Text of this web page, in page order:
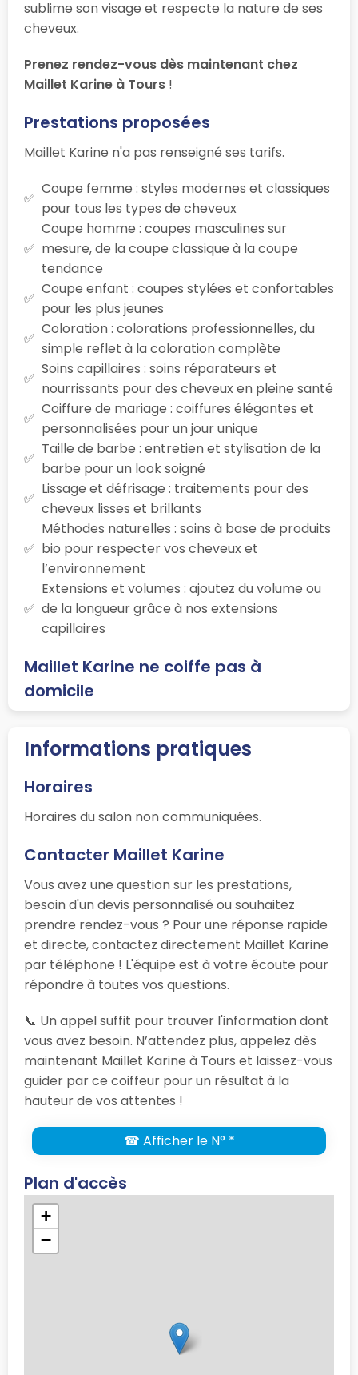
sublime son visage et respecte la nature de ses
cheveux.
Prenez rendez-vous dès maintenant chez
Maillet Karine à Tours !
Prestations proposées
Maillet Karine n'a pas renseigné ses tarifs.
Coupe femme : styles modernes et classiques
pour tous les types de cheveux
Coupe homme : coupes masculines sur
mesure, de la coupe classique à la coupe
tendance
Coupe enfant : coupes stylées et confortables
pour les plus jeunes
Coloration : colorations professionnelles, du
simple reflet à la coloration complète
Soins capillaires : soins réparateurs et
nourrissants pour des cheveux en pleine santé
Coiffure de mariage : coiffures élégantes et
personnalisées pour un jour unique
Taille de barbe : entretien et stylisation de la
barbe pour un look soigné
Lissage et défrisage : traitements pour des
cheveux lisses et brillants
Méthodes naturelles : soins à base de produits
bio pour respecter vos cheveux et
l’environnement
Extensions et volumes : ajoutez du volume ou
de la longueur grâce à nos extensions
capillaires
Maillet Karine ne coiffe pas à
domicile
Informations pratiques
Horaires
Horaires du salon non communiquées.
Contacter Maillet Karine
Vous avez une question sur les prestations,
besoin d'un devis personnalisé ou souhaitez
prendre rendez-vous ? Pour une réponse rapide
et directe, contactez directement Maillet Karine
par téléphone ! L'équipe est à votre écoute pour
répondre à toutes vos questions.
📞 Un appel suffit pour trouver l'information dont
vous avez besoin. N’attendez plus, appelez dès
maintenant Maillet Karine à Tours et laissez-vous
guider par ce coiffeur pour un résultat à la
hauteur de vos attentes !
☎ Afficher le N° *
Plan d'accès
+
−